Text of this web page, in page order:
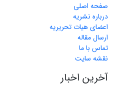
صفحه اصلی
درباره نشریه
اعضای هیات تحریریه
ارسال مقاله
تماس با ما
نقشه سایت
آخرین اخبار